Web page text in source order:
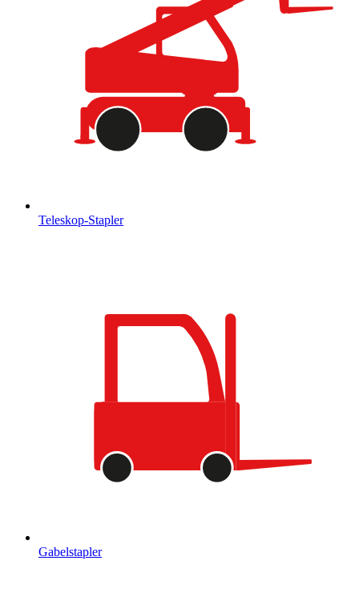
Teleskop-Stapler
Gabelstapler